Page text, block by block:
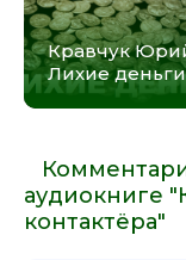
Кравчук
Лихие деньги
аудиокниге
контактёра"